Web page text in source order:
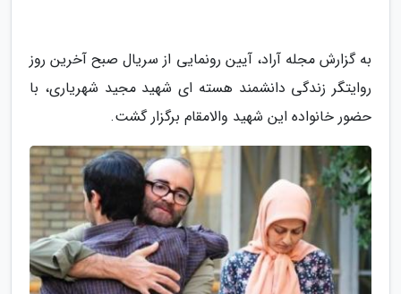
به گزارش مجله آراد، آیین رونمایی از سریال صبح آخرین روز
روایتگر زندگی دانشمند هسته ای شهید مجید شهریاری، با
حضور خانواده این شهید والامقام برگزار گشت.